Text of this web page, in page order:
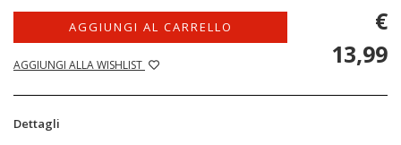
AGGIUNGI AL CARRELLO
AGGIUNGI ALLA WISHLIST
€
13,99
Dettagli